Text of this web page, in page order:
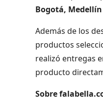
Bogotá, Medellín
Además de los
productos
realizó entregas
producto
Sobre